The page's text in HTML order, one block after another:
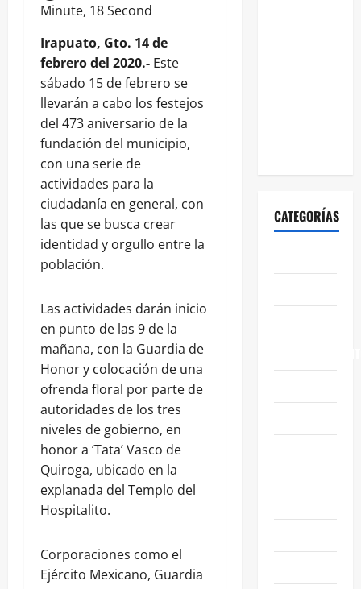
Minute, 18 Second
Irapuato, Gto. 14 de
febrero del 2020.- Este
sábado 15 de febrero se
llevarán a cabo los festejos
del 473 aniversario de la
fundación del municipio,
con una serie de
actividades para la
ciudadanía en general, con
las que se busca crear
identidad y orgullo entre la
población.
Las actividades darán inicio
en punto de las 9 de la
mañana, con la Guardia de
Honor y colocación de una
ofrenda floral por parte de
autoridades de los tres
niveles de gobierno, en
honor a ‘Tata’ Vasco de
Quiroga, ubicado en la
explanada del Templo del
Hospitalito.
Corporaciones como el
Ejército Mexicano, Guardia
CATEGORÍAS